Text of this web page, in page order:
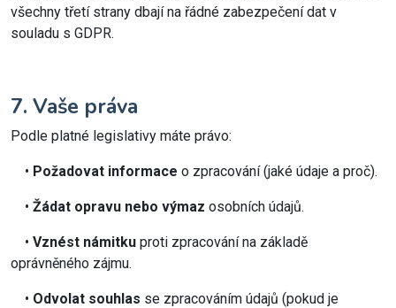
všechny třetí strany dbají na řádné zabezpečení dat v
souladu s GDPR.
7. Vaše práva
Podle platné legislativy máte právo:
• Požadovat informace o zpracování (jaké údaje a proč).
• Žádat opravu nebo výmaz osobních údajů.
• Vznést námitku proti zpracování na základě
oprávněného zájmu.
• Odvolat souhlas se zpracováním údajů (pokud je